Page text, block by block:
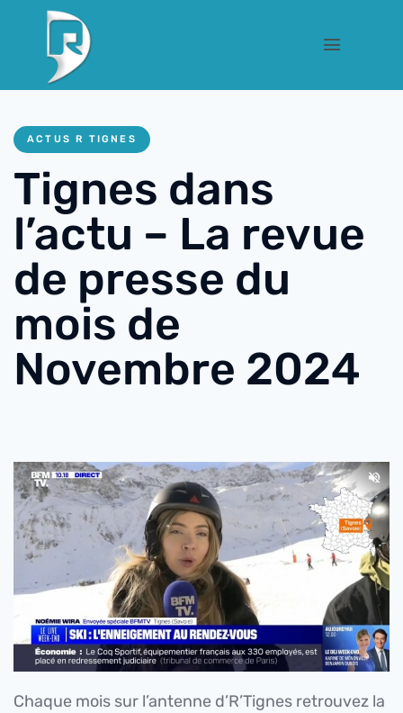
ACTUS R TIGNES
Tignes dans
l’actu – La revue
de presse du
mois de
Novembre 2024
Chaque mois sur l’antenne d’R’Tignes retrouvez la